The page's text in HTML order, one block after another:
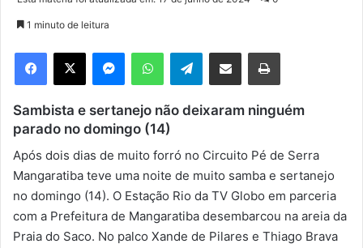
d
e
m
e
-
1 minuto de leitura
Telegram
Sambista e sertanejo não deixaram ninguém
parado no domingo (14)
Após dois dias de muito forró no Circuito Pé de Serra
Mangaratiba teve uma noite de muito samba e sertanejo
no domingo (14). O Estação Rio da TV Globo em parceria
com a Prefeitura de Mangaratiba desembarcou na areia da
Praia do Saco. No palco Xande de Pilares e Thiago Brava